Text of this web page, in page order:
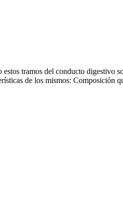
tramos del conducto digestivo
de los mismos: